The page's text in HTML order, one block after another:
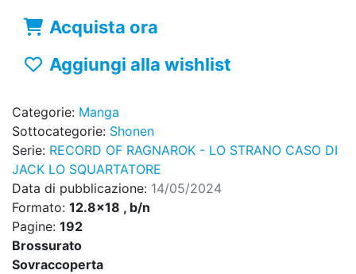
Acquista ora
Aggiungi alla wishlist
Categorie: Manga
Sottocategorie: Shonen
Serie: RECORD OF RAGNAROK - LO STRANO CASO DI
JACK LO SQUARTATORE
Data di pubblicazione: 14/05/2024
Formato: 12.8x18 , b/n
Pagine: 192
Brossurato
Sovraccoperta